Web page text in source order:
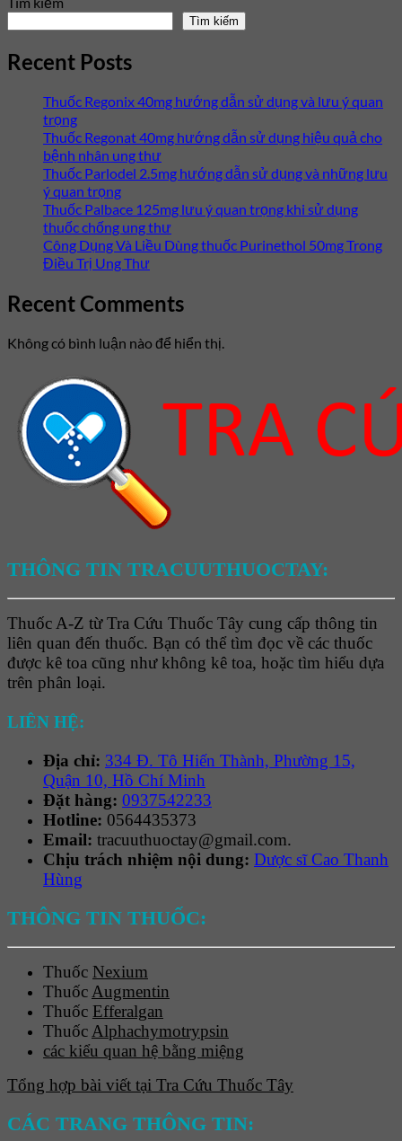
Tìm kiếm
Recent Posts
Thuốc Regonix 40mg hướng dẫn sử dụng và lưu ý quan
trọng
Thuốc Regonat 40mg hướng dẫn sử dụng hiệu quả cho
bệnh nhân ung thư
Thuốc Parlodel 2.5mg hướng dẫn sử dụng và những lưu
ý quan trọng
Thuốc Palbace 125mg lưu ý quan trọng khi sử dụng
thuốc chống ung thư
Công Dụng Và Liều Dùng thuốc Purinethol 50mg Trong
Điều Trị Ung Thư
Recent Comments
Không có bình luận nào để hiển thị.
THÔNG TIN TRACUUTHUOCTAY:
Thuốc A-Z từ Tra Cứu Thuốc Tây cung cấp thông tin
liên quan đến thuốc. Bạn có thể tìm đọc về các thuốc
được kê toa cũng như không kê toa, hoặc tìm hiểu dựa
trên phân loại.
LIÊN HỆ:
Địa chỉ: 334 Đ. Tô Hiến Thành, Phường 15,
Quận 10, Hồ Chí Minh
Đặt hàng: 0937542233
Hotline: 0564435373
Email: tracuuthuoctay@gmail.com.
Chịu trách nhiệm nội dung: Dược sĩ Cao Thanh
Hùng
THÔNG TIN THUỐC:
Thuốc Nexium
ThuốcAugmentin
Thuốc Efferalgan
ThuốcAlphachymotrypsin
các kiểu quan hệ bằng miệng
Tổng hợp bài viết tại Tra Cứu Thuốc Tây
CÁC TRANG THÔNG TIN: